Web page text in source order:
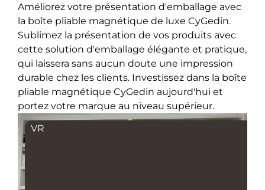
Améliorez votre présentation d'emballage avec
la boîte pliable magnétique de luxe CyGedin.
Sublimez la présentation de vos produits avec
cette solution d'emballage élégante et pratique,
qui laissera sans aucun doute une impression
durable chez les clients. Investissez dans la boîte
pliable magnétique CyGedin aujourd'hui et
portez votre marque au niveau supérieur.
VR